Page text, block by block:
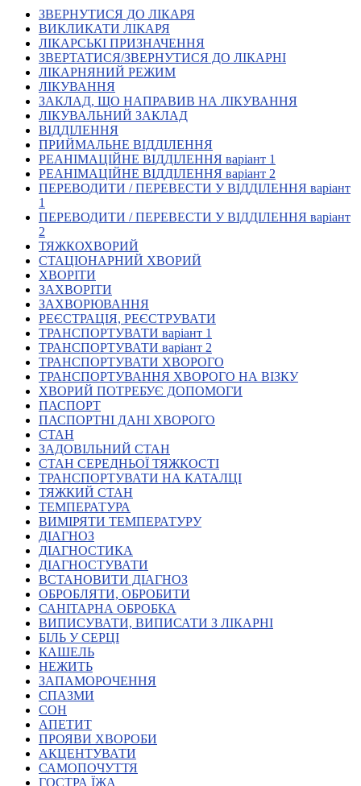
92 роки УТОГ
93 роки УТОГ
Історії та спогади ветеранів УТОГ
Кадрові зміни
Працевлаштування
Про глухих
Постаті в УТОГ
Все про УТОГ: ваші права, послуги та підтримка:
Важлива інформація
Благодійні справи
Історія глухих
Коронавірус
Брифінги
Офіційна інформація
Про УТОГ
Керівництво УТОГ
Громадські ради УТОГ ⩺
Всеукраїнська Рада голів обласних
організацій УТОГ
Всеукраїнська Рада ветеранів УТОГ
Всеукраїнська Рада перекладачів жестової
мови УТОГ
Всеукраїнська Рада директорів УТОГ
Молодіжні лідери УТОГ
Ветерани УТОГ
Мережа УТОГ
Підприємства УТОГ
Рекорди УТОГ
Видання УТОГ
Звіти
Посилання сторінок УТОГ
Контакти
Навчальні програми
Дошкільна освіта
Загальна освіта
Для абітурієнтів
Уроки
Українська жестова мова
Правознавство
Реєстр перекладачів жестової мови Українського
товариства глухих
Підготовка перекладачів
"Сервіс УТОГ"
Атестація
ЗВЕРНУТИСЯ ДО ЛІКАРЯ
ВИКЛИКАТИ ЛІКАРЯ
ЛІКАРСЬКІ ПРИЗНАЧЕННЯ
ЗВЕРТАТИСЯ/ЗВЕРНУТИСЯ ДО ЛІКАРНІ
ЛІКАРНЯНИЙ РЕЖИМ
ЛІКУВАННЯ
ЗАКЛАД, ЩО НАПРАВИВ НА ЛІКУВАННЯ
ЛІКУВАЛЬНИЙ ЗАКЛАД
ВІДДІЛЕННЯ
ПРИЙМАЛЬНЕ ВІДДІЛЕННЯ
РЕАНІМАЦІЙНЕ ВІДДІЛЕННЯ варіант 1
РЕАНІМАЦІЙНЕ ВІДДІЛЕННЯ варіант 2
ПЕРЕВОДИТИ / ПЕРЕВЕСТИ У ВІДДІЛЕННЯ варіант
1
ПЕРЕВОДИТИ / ПЕРЕВЕСТИ У ВІДДІЛЕННЯ варіант
2
ТЯЖКОХВОРИЙ
СТАЦІОНАРНИЙ ХВОРИЙ
ХВОРІТИ
ЗАХВОРІТИ
ЗАХВОРЮВАННЯ
РЕЄСТРАЦІЯ, РЕЄСТРУВАТИ
ТРАНСПОРТУВАТИ варіант 1
ТРАНСПОРТУВАТИ варіант 2
ТРАНСПОРТУВАТИ ХВОРОГО
ТРАНСПОРТУВАННЯ ХВОРОГО НА ВІЗКУ
ХВОРИЙ ПОТРЕБУЄ ДОПОМОГИ
ПАСПОРТ
ПАСПОРТНІ ДАНІ ХВОРОГО
СТАН
ЗАДОВІЛЬНИЙ СТАН
СТАН СЕРЕДНЬОЇ ТЯЖКОСТІ
ТРАНСПОРТУВАТИ НА КАТАЛЦІ
ТЯЖКИЙ СТАН
ТЕМПЕРАТУРА
ВИМІРЯТИ ТЕМПЕРАТУРУ
ДІАГНОЗ
ДІАГНОСТИКА
ДІАГНОСТУВАТИ
ВСТАНОВИТИ ДІАГНОЗ
ОБРОБЛЯТИ, ОБРОБИТИ
САНІТАРНА ОБРОБКА
ВИПИСУВАТИ, ВИПИСАТИ З ЛІКАРНІ
БІЛЬ У СЕРЦІ
КАШЕЛЬ
НЕЖИТЬ
ЗАПАМОРОЧЕННЯ
СПАЗМИ
СОН
АПЕТИТ
ПРОЯВИ ХВОРОБИ
АКЦЕНТУВАТИ
САМОПОЧУТТЯ
ГОСТРА ЇЖА